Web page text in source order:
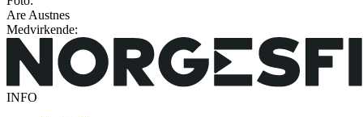
Are Austnes
Medvirkende:
INFO